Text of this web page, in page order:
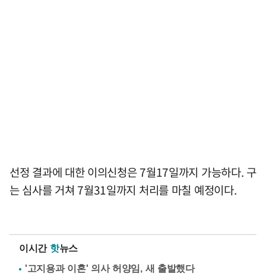
선정 결과에 대한 이의신청은 7월17일까지 가능하다. 구
는 심사를 거쳐 7월31일까지 처리를 마칠 예정이다.
이시간 핫뉴스
'고지용과 이혼' 의사 허양임, 새 출발했다